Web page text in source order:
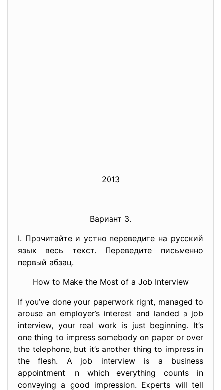
2013
Вариант 3.
I. Прочитайте и устно переведите на русский
язык весь текст. Переведите письменно
первый абзац.
How to Make the Most of a Job Interview
If you’ve done your paperwork right, managed to
arouse an employer’s interest and landed a job
interview, your real work is just beginning. It’s
one thing to impress somebody on paper or over
the telephone, but it’s another thing to impress in
the flesh. A job interview is a business
appointment in which everything counts in
conveying a good impression. Experts will tell